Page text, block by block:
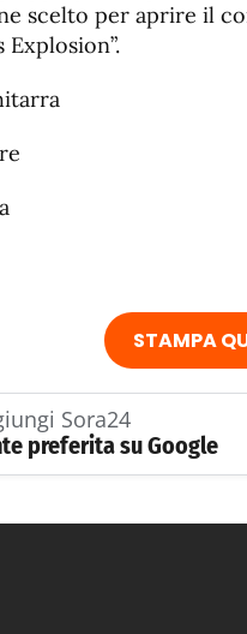
scelto per aprire il
STAMPA
Sora24
preferita su Google